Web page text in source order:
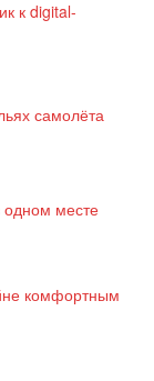
к digital-
самолёта
одном месте
комфортным